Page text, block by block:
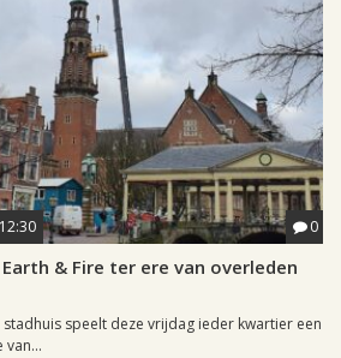
0
& Fire ter ere van overleden
speelt deze vrijdag ieder kwartier een